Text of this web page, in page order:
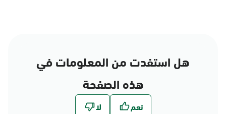
هل استفدت من المعلومات في
هذه الصفحة